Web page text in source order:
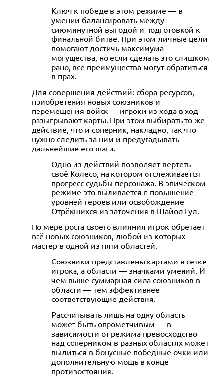
Ключ к победе в этом режиме — в
умении балансировать между
сиюминутной выгодой и подготовкой к
финальной битве. При этом личные цели
помогают достичь максимума
могущества, но если сделать это слишком
рано, все преимущества могут обратиться
в прах.
Для совершения действий: сбора ресурсов,
приобретения новых союзников и
перемещения войск — игроки из хода в ход
разыгрывают карты. При этом выбирать то же
действие, что и соперник, накладно, так что
нужно следить за ним и предугадывать
дальнейшие его шаги.
Одно из действий позволяет вертеть
своё Колесо, на котором отслеживается
прогресс судьбы персонажа. В эпическом
режиме это выливается в повышение
уровней героев или освобождение
Отрёкшихся из заточения в Шайол Гул.
По мере роста своего влияния игрок обретает
всё новых союзников, любой из которых —
мастер в одной из пяти областей.
Союзники представлены картами в сетке
игрока, а области — значками умений. И
чем выше суммарная сила союзников в
области — тем эффективнее
соответствующие действия.
Рассчитывать лишь на одну область
может быть опрометчивым — в
зависимости от режима превосходство
над соперником в разных областях может
вылиться в бонусные победные очки или
дополнительную мощь в конце
противостояния.